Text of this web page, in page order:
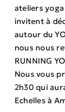
ateliers yoga
invitent à
autour du
nous nous
RUNNING
Nous vous
2h30 qui
Echelles à